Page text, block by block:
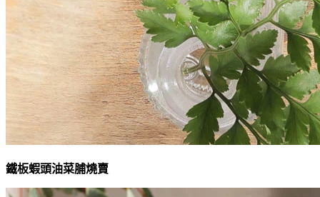
鐵板蝦頭油菜脯燒賣